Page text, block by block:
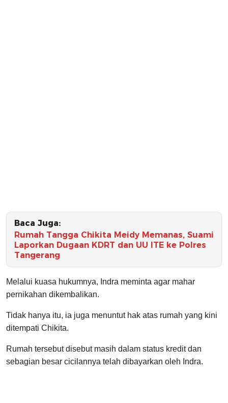
Baca Juga:
Rumah Tangga Chikita Meidy Memanas, Suami
Laporkan Dugaan KDRT dan UU ITE ke Polres
Tangerang
Melalui kuasa hukumnya, Indra meminta agar mahar
pernikahan dikembalikan.
Tidak hanya itu, ia juga menuntut hak atas rumah yang kini
ditempati Chikita.
Rumah tersebut disebut masih dalam status kredit dan
sebagian besar cicilannya telah dibayarkan oleh Indra.